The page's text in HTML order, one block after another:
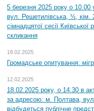
5 березня 2025 року о 10.00
вул. Решетилівська, ½, кім.
сімнадцятої сесії
скликання
18.02.2025
Громадське опитування:
12.02.2025
18.02.2025 року, о 14.30 в
за адресою: м. Полтава,
відбудеться публічне